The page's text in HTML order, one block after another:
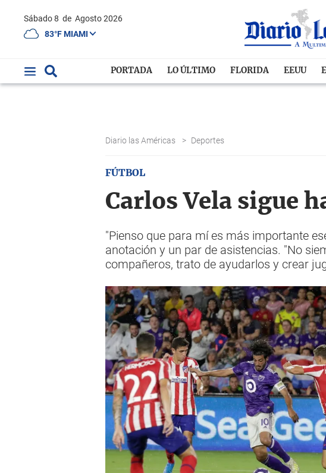
Sábado 8 de Agosto 2026
83°F MIAMI
PORTADA LO ÚLTIMO FLORIDA EEUU
Diario las Américas > Deportes
FÚTBOL
Carlos Vela sigue
"Pienso que para mí es más importante
anotación y un par de asistencias. "No
compañeros, trato de ayudarlos y crear